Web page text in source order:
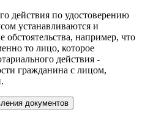
действия по удостоверению
устанавливаются и
например, что
то лицо, которое
действия -
гражданина с лицом,
документов